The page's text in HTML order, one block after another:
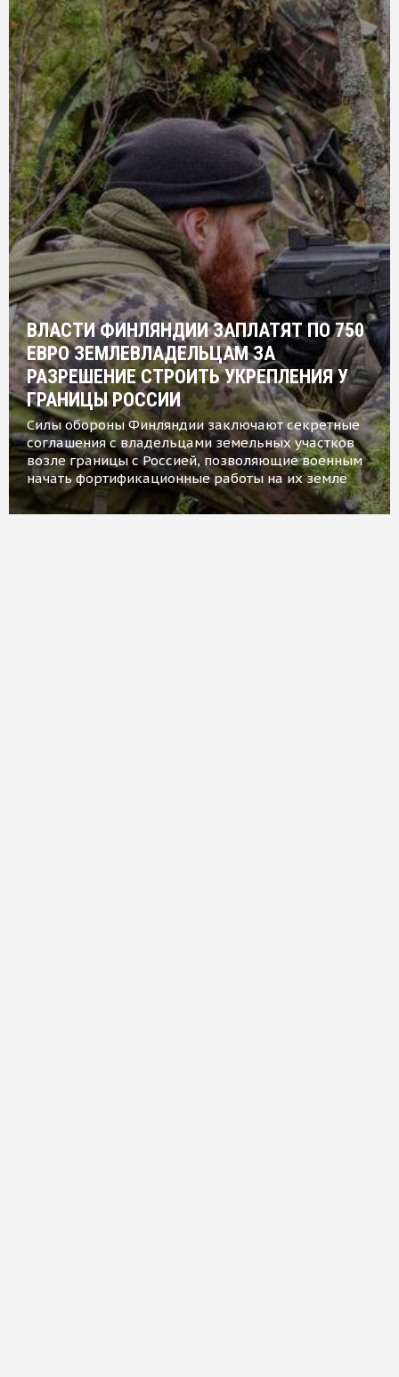
ВЛАСТИ ФИНЛЯНДИИ ЗАПЛАТЯТ ПО 750
ЕВРО ЗЕМЛЕВЛАДЕЛЬЦАМ ЗА
РАЗРЕШЕНИЕ СТРОИТЬ УКРЕПЛЕНИЯ У
ГРАНИЦЫ РОССИИ
Силы обороны Финляндии заключают секретные
соглашения с владельцами земельных участков
возле границы с Россией, позволяющие военным
начать фортификационные работы на их земле